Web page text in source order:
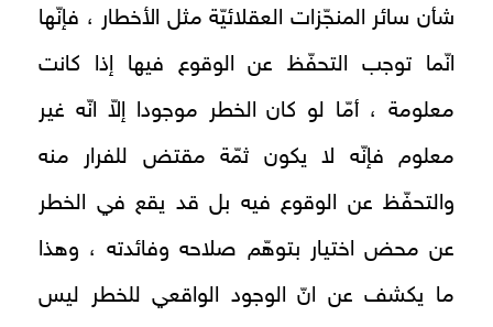
شأن سائر المنجّزات العقلائيّة مثل الأخطار ، فإنّها
انّما توجب التحفّظ عن الوقوع فيها إذا كانت
معلومة ، أمّا لو كان الخطر موجودا إلاّ انّه غير
معلوم فإنّه لا يكون ثمّة مقتض للفرار منه
والتحفّظ عن الوقوع فيه بل قد يقع في الخطر
عن محض اختيار بتوهّم صلاحه وفائدته ، وهذا
ما يكشف عن انّ الوجود الواقعي للخطر ليس